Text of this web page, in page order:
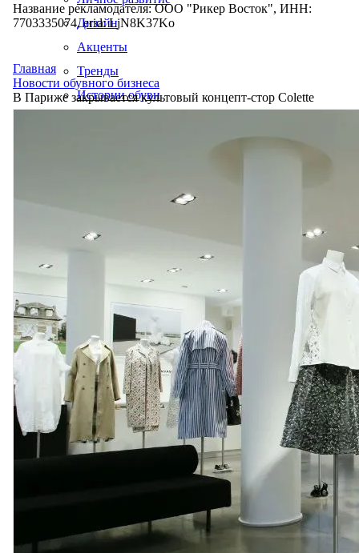
Дизайн
Акценты
Тренды
Истории обуви
Название рекламодателя: ООО "Рикер Восток", ИНН:
7703335074, erid: LjN8K37Ko
Главная
Новости обувного бизнеса
В Париже закрывается культовый концепт-стор Colette